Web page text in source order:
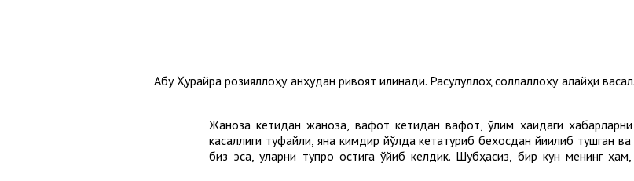
Абу Ҳурайра розияллоҳу анҳудан ривоят қилинади. Расулуллоҳ соллаллоҳу алайҳи
Жаноза кетидан жаноза, вафот кетидан вафот, ўлим хақидаги
касаллиги туфайли, яна кимдир йўлда кетатуриб бехосдан йиқилиб тушган
биз эса, уларни тупроқ остига қўйиб келдик. Шубҳасиз, бир кун менинг